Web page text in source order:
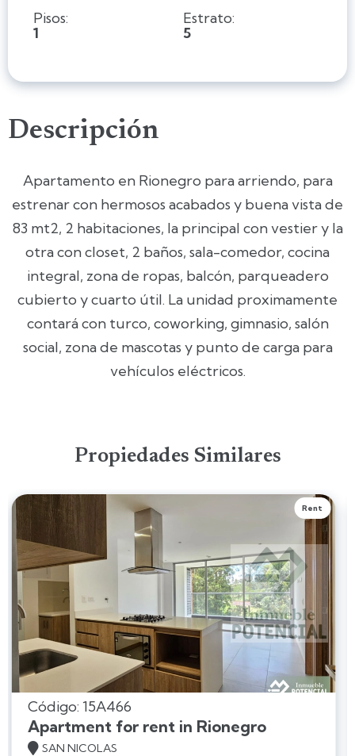
Pisos:
1
Estrato:
5
Descripción
Apartamento en Rionegro para arriendo, para
estrenar con hermosos acabados y buena vista de
83 mt2, 2 habitaciones, la principal con vestier y la
otra con closet, 2 baños, sala-comedor, cocina
integral, zona de ropas, balcón, parqueadero
cubierto y cuarto útil. La unidad proximamente
contará con turco, coworking, gimnasio, salón
social, zona de mascotas y punto de carga para
vehículos eléctricos.
Propiedades Similares
Rent
Código: 15A466
Apartment for rent in Rionegro
 SAN NICOLAS